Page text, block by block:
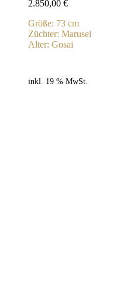
2.850,00 €
Größe: 73 cm
Züchter: Marusei
Alter: Gosai
inkl. 19 % MwSt.